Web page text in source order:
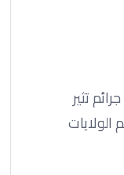
تثير